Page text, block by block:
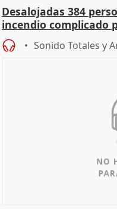
Desalojadas 384
incendio complicado
Sonido Totales y